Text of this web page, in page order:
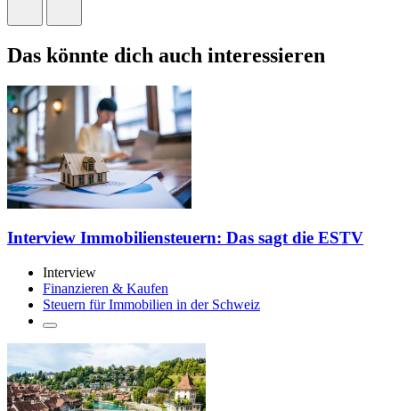
Das könnte dich auch interessieren
Interview Immobiliensteuern: Das sagt die ESTV
Interview
Finanzieren & Kaufen
Steuern für Immobilien in der Schweiz